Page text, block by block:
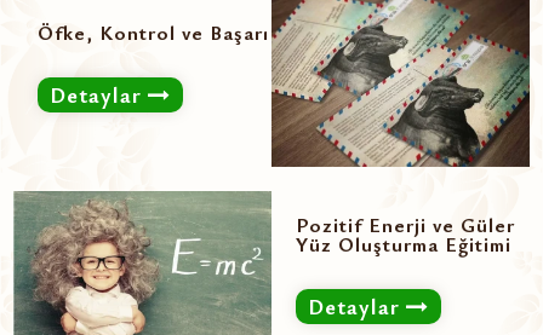
Öfke, Kontrol ve Başarı
Detaylar
Pozitif Enerji ve Güler
Yüz Oluşturma Eğitimi
Detaylar